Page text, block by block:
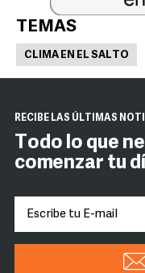
TEMAS
CLIMA EN EL SALTO
RECIBE LAS ÚLTIMAS
Todo lo que
comenzar tu